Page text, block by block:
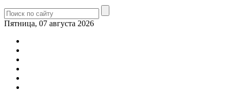
Пятница, 07 августа 2026